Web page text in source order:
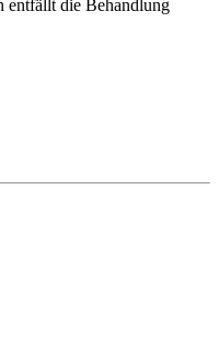
entfällt die Behandlung